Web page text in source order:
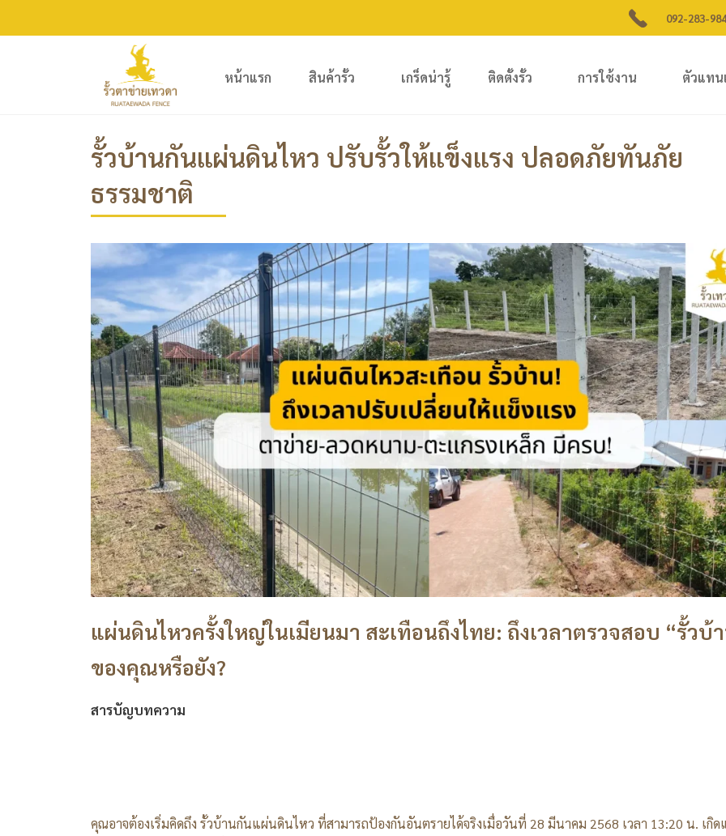
092-283-
หน้าแรก สินค้ารั้ว เกร็ดน่ารู้ ติดตั้งรั้ว การใช้งาน ตัวแทน
รั้วบ้านกันแผ่นดินไหว ปรับรั้วให้แข็งแรง ปลอดภัยทันภัย
ธรรมชาติ
แผ่นดินไหวครั้งใหญ่ในเมียนมา สะเทือนถึงไทย: ถึงเวลาตรวจสอบ “รั้วบ้
ของคุณหรือยัง?
สารบัญบทความ
คุณอาจต้องเริ่มคิดถึง รั้วบ้านกันแผ่นดินไหว ที่สามารถป้องกันอันตรายได้จริงเมื่อวันที่ 28 มีนาคม 2568 เวลา 13:20 น. เกิ